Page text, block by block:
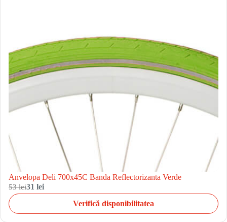
Anvelopa Deli 700x45C Banda Reflectorizanta Verde
53 lei31 lei
Verifică disponibilitatea